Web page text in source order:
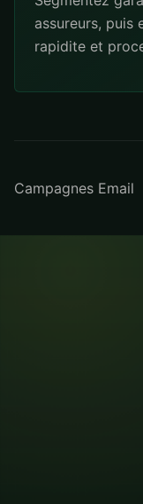
assureurs, puis
rapidite et
Campagnes Email